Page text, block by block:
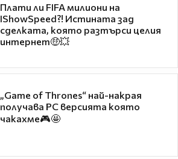
Плати ли FIFA милиони на
IShowSpeed?! Истината зад
сделката, която разтърси целия
интернет🤑💥
„Game of Thrones“ най-накрая
получава PC версията която
чакахме🎮🤩